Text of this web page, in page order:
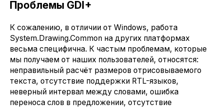
Проблемы GDI+
К сожалению, в отличии от Windows, работа
System.Drawing.Common на других платформах
весьма специфична. К частым проблемам, которые
мы получаем от наших пользователей, относятся:
неправильный расчёт размеров отрисовываемого
текста, отсутствие поддержки RTL-языков,
неверный интервал между словами, ошибка
переноса слов в предложении, отсутствие